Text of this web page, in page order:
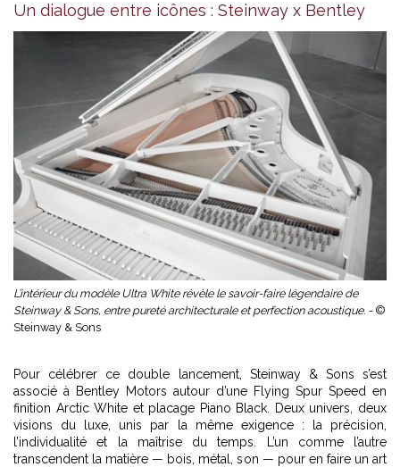
Un dialogue entre icônes : Steinway x Bentley
L’intérieur du modèle Ultra White révèle le savoir-faire légendaire de
Steinway & Sons, entre pureté architecturale et perfection acoustique. - ©
Steinway & Sons
Pour célébrer ce double lancement, Steinway & Sons s’est
associé à
Bentley Motors autour d’une Flying Spur Speed en
finition Arctic White et placage Piano Black. Deux univers, deux
visions du luxe, unis par la même exigence : la précision,
l’individualité et la maîtrise du temps. L’un comme l’autre
transcendent la matière — bois, métal, son — pour en faire un art